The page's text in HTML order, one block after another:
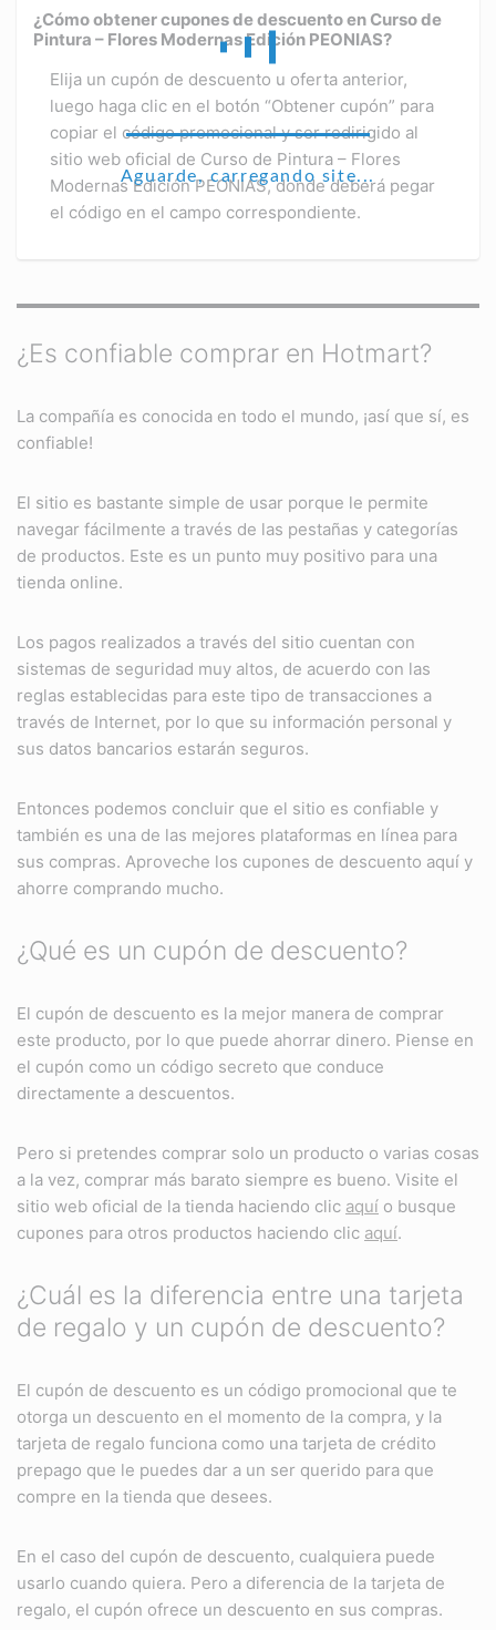
Aguarde, carregando site...
¿Cómo obtener cupones de descuento en Curso de
Pintura – Flores Modernas Edición PEONIAS?
Elija un cupón de descuento u oferta anterior,
luego haga clic en el botón “Obtener cupón” para
copiar el código promocional y ser redirigido al
sitio web oficial de Curso de Pintura – Flores
Modernas Edición PEONIAS, donde deberá pegar
el código en el campo correspondiente.
¿Es confiable comprar en Hotmart?
La compañía es conocida en todo el mundo, ¡así que sí, es
confiable!
El sitio es bastante simple de usar porque le permite
navegar fácilmente a través de las pestañas y categorías
de productos. Este es un punto muy positivo para una
tienda online.
Los pagos realizados a través del sitio cuentan con
sistemas de seguridad muy altos, de acuerdo con las
reglas establecidas para este tipo de transacciones a
través de Internet, por lo que su información personal y
sus datos bancarios estarán seguros.
Entonces podemos concluir que el sitio es confiable y
también es una de las mejores plataformas en línea para
sus compras. Aproveche los cupones de descuento aquí y
ahorre comprando mucho.
¿Qué es un cupón de descuento?
El cupón de descuento es la mejor manera de comprar
este producto, por lo que puede ahorrar dinero. Piense en
el cupón como un código secreto que conduce
directamente a descuentos.
Pero si pretendes comprar solo un producto o varias cosas
a la vez, comprar más barato siempre es bueno. Visite el
sitio web oficial de la tienda haciendo clic aquí o busque
cupones para otros productos haciendo clic aquí.
¿Cuál es la diferencia entre una tarjeta
de regalo y un cupón de descuento?
El cupón de descuento es un código promocional que te
otorga un descuento en el momento de la compra, y la
tarjeta de regalo funciona como una tarjeta de crédito
prepago que le puedes dar a un ser querido para que
compre en la tienda que desees.
En el caso del cupón de descuento, cualquiera puede
usarlo cuando quiera. Pero a diferencia de la tarjeta de
regalo, el cupón ofrece un descuento en sus compras.